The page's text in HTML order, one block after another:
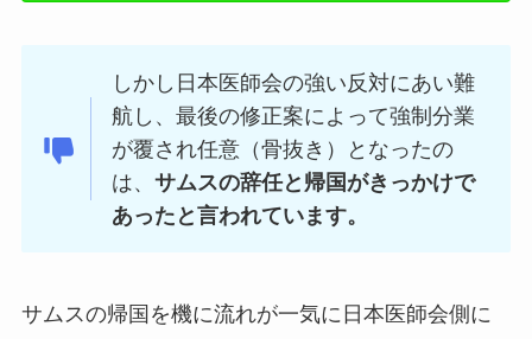
しかし日本医師会の強い反対にあい難
航し、最後の修正案によって強制分業
が覆され任意（骨抜き）となったの
は、サムスの辞任と帰国がきっかけで
あったと言われています。
サムスの帰国を機に流れが一気に日本医師会側に